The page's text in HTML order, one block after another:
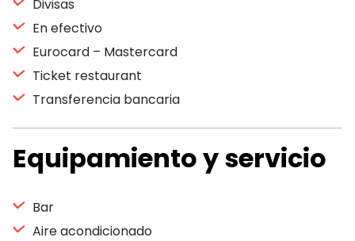
Divisas
En efectivo
Eurocard – Mastercard
Ticket restaurant
Transferencia bancaria
Equipamiento y servicio
Bar
Aire acondicionado